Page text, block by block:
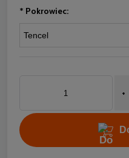
* Pokrowiec:
+